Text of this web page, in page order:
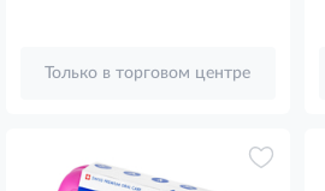
Только в торговом центре